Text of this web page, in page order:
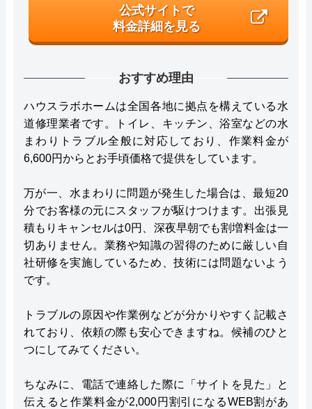
公式サイトで
料金詳細を見る
おすすめ理由
ハウスラボホームは全国各地に拠点を構えている水
道修理業者です。トイレ、キッチン、浴室などの水
まわりトラブル全般に対応しており、作業料金が
6,600円からとお手頃価格で提供をしています。
万が一、水まわりに問題が発生した場合は、最短20
分でお客様の元にスタッフが駆けつけます。出張見
積もりキャンセルは0円、深夜早朝でも割増料金は一
切ありません。業務や知識の習得のために厳しい自
社研修を実施しているため、技術には問題ないよう
です。
トラブルの原因や作業例などが分かりやすく記載さ
れており、依頼の際も安心できますね。候補のひと
つにしてみてください。
ちなみに、電話で連絡した際に「サイトを見た」と
伝えると作業料金が2,000円割引になるWEB割があ